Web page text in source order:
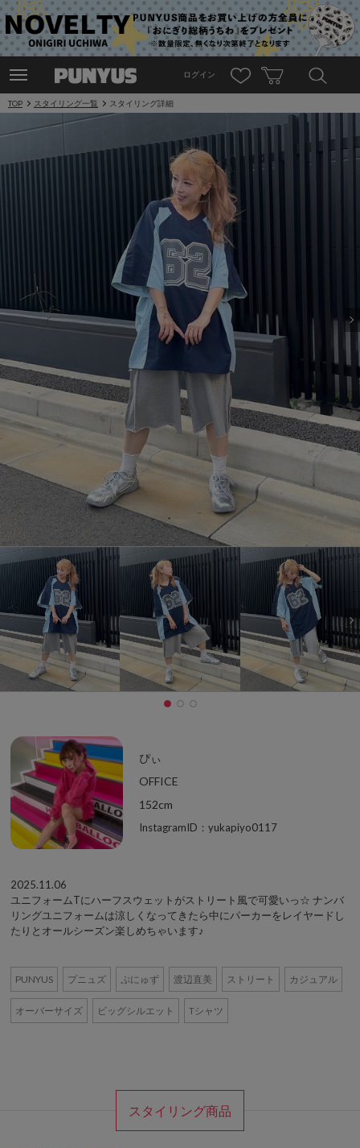
ログイン
TOP スタイリング一覧 スタイリング詳細
ぴぃ
OFFICE
152cm
InstagramID：yukapiyo0117
2025.11.06
ユニフォームTにハーフスウェットがストリート風で可愛いっ☆ ナンバ
リングユニフォームは涼しくなってきたら中にパーカーをレイヤードし
たりとオールシーズン楽しめちゃいます♪
PUNYUS プニュズ ぷにゅず 渡辺直美 ストリート カジュアル
オーバーサイズ ビッグシルエット Tシャツ
スタイリング商品